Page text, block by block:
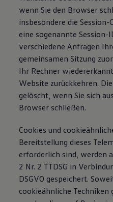
wenn Sie den Browser
insbesondere die Session-
eine sogenannte
verschiedene Anfragen
gemeinsamen Sitzung
Ihr Rechner
Website zurückkehren.
gelöscht, wenn Sie sich
Browser schließen.
Cookies und
Bereitstellung dieses
erforderlich sind, werden
2 Nr. 2 TTDSG in
DSGVO gespeichert.
cookieähnliche Techniken